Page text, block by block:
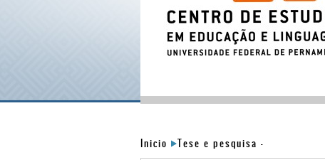
Inicio Tese e pesquisa -